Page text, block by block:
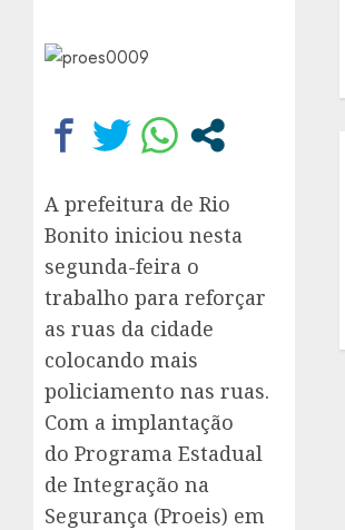
A prefeitura de Rio
Bonito iniciou nesta
segunda-feira o
trabalho para reforçar
as ruas da cidade
colocando mais
policiamento nas ruas.
Com a implantação
do Programa Estadual
de Integração na
Segurança (Proeis) em